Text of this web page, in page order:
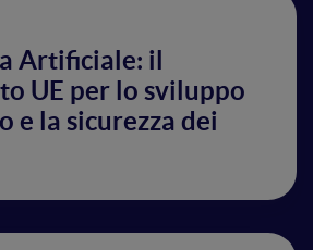
Artificiale: il
UE per lo sviluppo
e la sicurezza dei